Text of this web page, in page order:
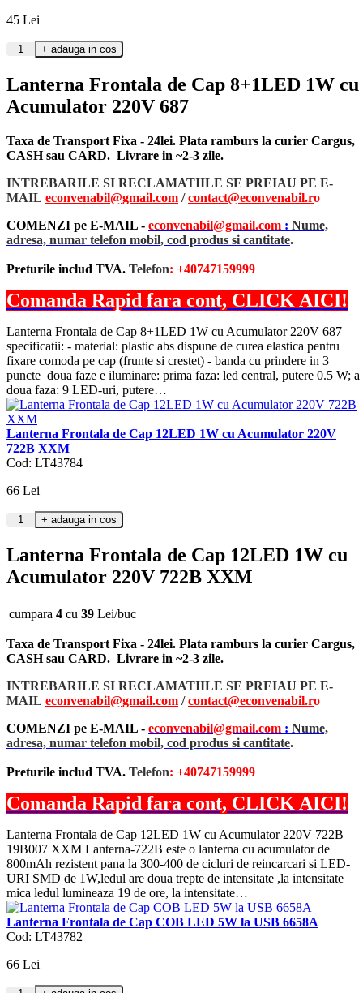
45 Lei
Lanterna Frontala de Cap 8+1LED 1W cu
Acumulator 220V 687
Taxa de Transport Fixa - 24lei. Plata ramburs la curier Cargus,
CASH sau CARD. Livrare in ~2-3 zile.
INTREBARILE SI RECLAMATIILE SE PREIAU PE E-
MAIL econvenabil@gmail.com /contact@econvenabil.ro
COMENZI pe E-MAIL - econvenabil@gmail.com : Nume,
adresa, numar telefon mobil, cod produs si cantitate.
Preturile includ TVA. Telefon: +40747159999
Comanda Rapid fara cont, CLICK AICI!
Lanterna Frontala de Cap 8+1LED 1W cu Acumulator 220V 687
specificatii: - material: plastic abs dispune de curea elastica pentru
fixare comoda pe cap (frunte si crestet) - banda cu prindere in 3
puncte doua faze e iluminare: prima faza: led central, putere 0.5 W; a
doua faza: 9 LED-uri, putere…
Lanterna Frontala de Cap 12LED 1W cu Acumulator 220V
722B XXM
Cod: LT43784
66 Lei
Lanterna Frontala de Cap 12LED 1W cu
Acumulator 220V 722B XXM
cumpara 4 cu 39 Lei/buc
Taxa de Transport Fixa - 24lei. Plata ramburs la curier Cargus,
CASH sau CARD. Livrare in ~2-3 zile.
INTREBARILE SI RECLAMATIILE SE PREIAU PE E-
MAIL econvenabil@gmail.com /contact@econvenabil.ro
COMENZI pe E-MAIL - econvenabil@gmail.com : Nume,
adresa, numar telefon mobil, cod produs si cantitate.
Preturile includ TVA. Telefon: +40747159999
Comanda Rapid fara cont, CLICK AICI!
Lanterna Frontala de Cap 12LED 1W cu Acumulator 220V 722B
19B007 XXM Lanterna-722B este o lanterna cu acumulator de
800mAh rezistent pana la 300-400 de cicluri de reincarcari si LED-
URI SMD de 1W,ledul are doua trepte de intensitate ,la intensitate
mica ledul lumineaza 19 de ore, la intensitate…
Lanterna Frontala de Cap COB LED 5W la USB 6658A
Cod: LT43782
66 Lei